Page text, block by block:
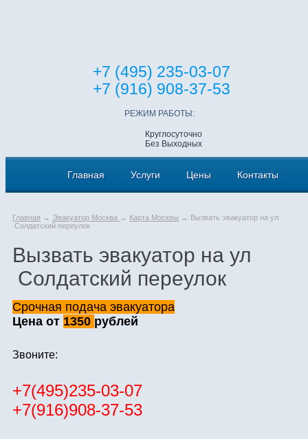
+7 (495) 235-03-07
+7 (916) 908-37-53
РЕЖИМ РАБОТЫ:
Круглосуточно
Без Выходных
Главная Услуги Цены Контакты
Главная → Эвакуатор Москва → Карта Москвы → Вызвать эвакуатор на ул
Солдатский переулок
Вызвать эвакуатор на ул
Солдатский переулок
Срочная подача эвакуатора
Цена от 1350 рублей
Звоните:
+7(495)235-03-07
+7(916)908-37-53